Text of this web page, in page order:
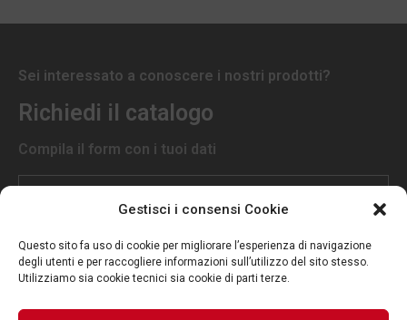
Gestisci i consensi Cookie
Questo sito fa uso di cookie per migliorare l’esperienza di navigazione
degli utenti e per raccogliere informazioni sull’utilizzo del sito stesso.
Utilizziamo sia cookie tecnici sia cookie di parti terze.
Sei interessato a conoscere i nostri prodotti?
Richiedi il catalogo
Compila il form con i tuoi dati